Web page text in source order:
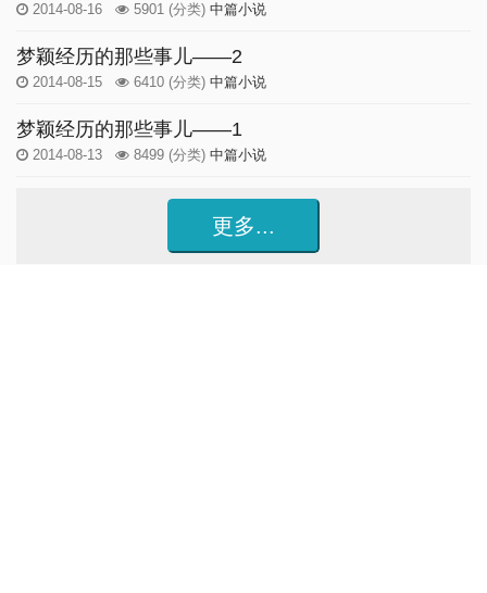
2014-08-16 5901 (分类) 中篇小说
梦颖经历的那些事儿——2
2014-08-15 6410 (分类) 中篇小说
梦颖经历的那些事儿——1
2014-08-13 8499 (分类) 中篇小说
更多...